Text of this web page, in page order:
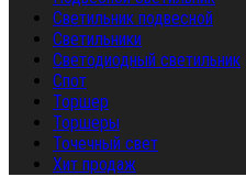
Светильник подвесной
Светильники
Светодиодный светильник
Спот
Торшер
Торшеры
Точечный свет
Хит продаж